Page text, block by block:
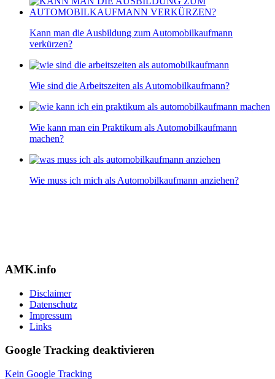
Kann man die Ausbildung zum Automobilkaufmann
verkürzen?
Wie sind die Arbeitszeiten als Automobilkaufmann?
Wie kann man ein Praktikum als Automobilkaufmann
machen?
Wie muss ich mich als Automobilkaufmann anziehen?
AMK.info
Disclaimer
Datenschutz
Impressum
Links
Google Tracking deaktivieren
Kein Google Tracking